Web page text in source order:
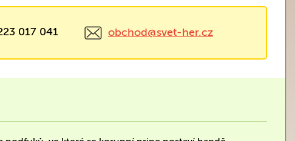
017 041 obchod@svet-her.cz